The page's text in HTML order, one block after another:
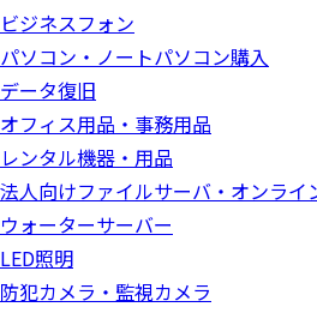
ビジネスフォン
パソコン・ノートパソコン購入
データ復旧
オフィス用品・事務用品
レンタル機器・用品
法人向けファイルサーバ・オンライ
ウォーターサーバー
LED照明
防犯カメラ・監視カメラ